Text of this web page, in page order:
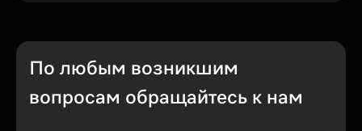
По любым возникшим
вопросам обращайтесь к нам